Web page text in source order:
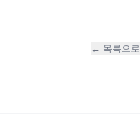
← 목록으로